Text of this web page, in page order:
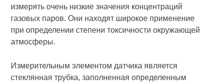
измерять очень низкие значения концентраций
газовых паров. Они находят широкое применение
при определении степени токсичности окружающей
атмосферы.
Измерительным элементом датчика является
стеклянная трубка, заполненная определенным